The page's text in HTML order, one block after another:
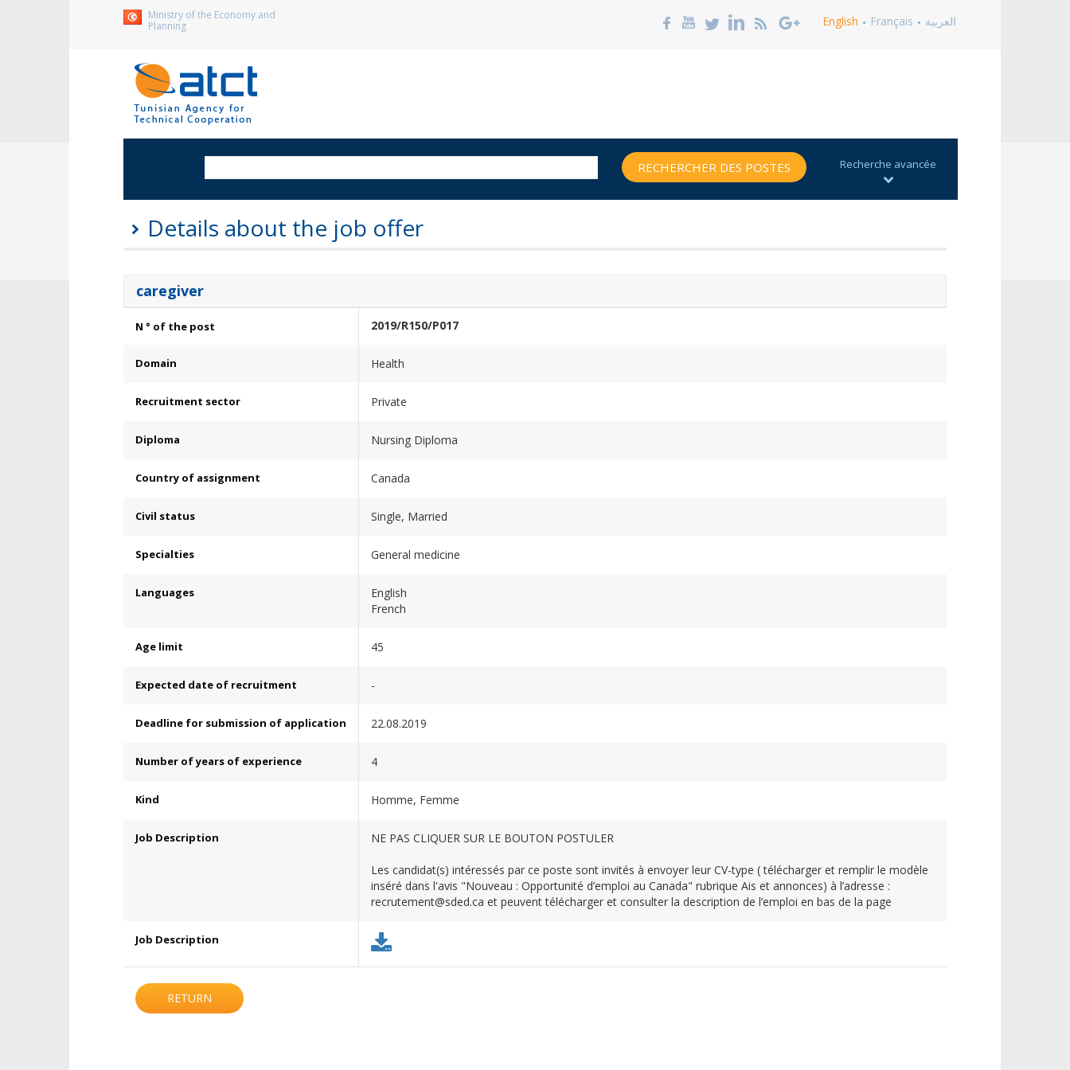
Ministry of the Economy and
Planning
English Français العربية
RECHERCHER DES POSTES
Details about the job offer
caregiver
N ° of the post 2019/R150/P017
Domain Health
Recruitment sector Private
Diploma Nursing Diploma
Country of assignment Canada
Civil status Single, Married
Specialties General medicine
Languages
English
French
Age limit 45
Expected date of recruitment -
Deadline for submission of application 22.08.2019
Number of years of experience 4
Kind Homme, Femme
Job Description NE PAS CLIQUER SUR LE BOUTON POSTULER
Les candidat(s) intéressés par ce poste sont invités à envoyer leur CV-type ( télécharger et remplir le modèle
inséré dans l'avis "Nouveau : Opportunité d’emploi au Canada" rubrique Ais et annonces) à l’adresse :
recrutement@sded.ca et peuvent télécharger et consulter la description de l’emploi en bas de la page
Job Description
RETURN